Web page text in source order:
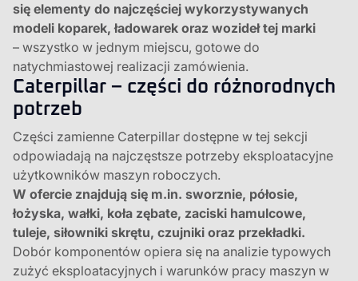
się elementy do najczęściej wykorzystywanych
modeli koparek, ładowarek oraz wozideł tej marki
– wszystko w jednym miejscu, gotowe do
natychmiastowej realizacji zamówienia.
Caterpillar – części do różnorodnych
potrzeb
Części zamienne Caterpillar dostępne w tej sekcji
odpowiadają na najczęstsze potrzeby eksploatacyjne
użytkowników maszyn roboczych.
W ofercie znajdują się m.in. sworznie, półosie,
łożyska, wałki, koła zębate, zaciski hamulcowe,
tuleje, siłowniki skrętu, czujniki oraz przekładki.
Dobór komponentów opiera się na analizie typowych
zużyć eksploatacyjnych i warunków pracy maszyn w